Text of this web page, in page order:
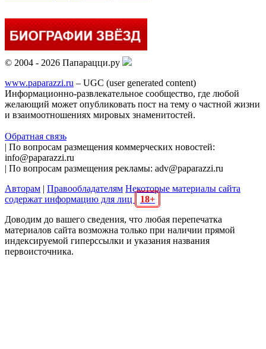
© 2004 - 2026 Папарацци.ру
www.paparazzi.ru – UGC (user generated content)
Информационно-развлекательное сообщество, где любой
желающий может опубликовать пост на тему о частной жизни
и взаимоотношениях мировых знаменитостей.
Обратная связь
| По вопросам размещения коммерческих новостей:
info@paparazzi.ru
| По вопросам размещения рекламы: adv@paparazzi.ru
Авторам | Правообладателям Некоторые материалы сайта
содержат информацию для лиц
18+
Доводим до вашего сведения, что любая перепечатка
материалов сайта возможна только при наличии прямой
индексируемой гиперссылки и указания названия
первоисточника.